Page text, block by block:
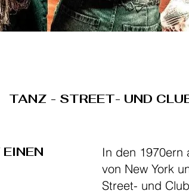
TANZ - STREET- UND
In den 1970ern
von New York
Street- und